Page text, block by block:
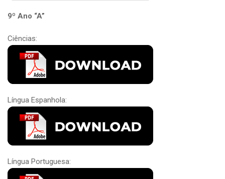
9º Ano “A”
Ciências:
Língua Espanhola:
Língua Portuguesa: